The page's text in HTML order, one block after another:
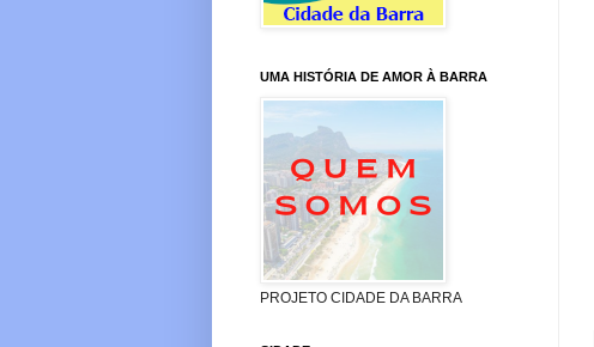
UMA HISTÓRIA DE AMOR À BARRA
PROJETO CIDADE DA BARRA